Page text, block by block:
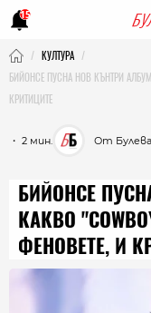
15
КУЛТУРА
БИЙОНСЕ ПУСНА НОВ КЪНТРИ
КРИТИЦИТЕ
・ 2 мин. От
БИЙОНСЕ
КАКВО
ФЕНОВЕТЕ, И